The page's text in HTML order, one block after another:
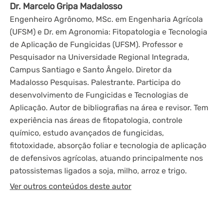
Dr. Marcelo Gripa Madalosso
Engenheiro Agrônomo, MSc. em Engenharia Agrícola
(UFSM) e Dr. em Agronomia: Fitopatologia e Tecnologia
de Aplicação de Fungicidas (UFSM). Professor e
Pesquisador na Universidade Regional Integrada,
Campus Santiago e Santo Ângelo. Diretor da
Madalosso Pesquisas. Palestrante. Participa do
desenvolvimento de Fungicidas e Tecnologias de
Aplicação. Autor de bibliografias na área e revisor. Tem
experiência nas áreas de fitopatologia, controle
químico, estudo avançados de fungicidas,
fitotoxidade, absorção foliar e tecnologia de aplicação
de defensivos agrícolas, atuando principalmente nos
patossistemas ligados a soja, milho, arroz e trigo.
Ver outros conteúdos deste autor